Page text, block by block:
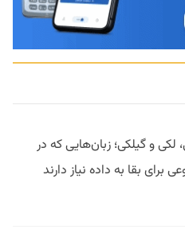
لکی و گیلکی؛ زبان‌هایی که در
بقا به داده نیاز دارند